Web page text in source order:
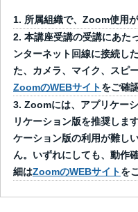
所属組織で、Zoom使用
本講座受講の受講にあた
ンターネット回線に接続し
た、カメラ、マイク、スピ
ZoomのWEBサイトをご確
Zoomには、アプリケー
リケーション版を推奨しま
ケーション版の利用が難し
ん。いずれにしても、動作
細はZoomのWEBサイトを